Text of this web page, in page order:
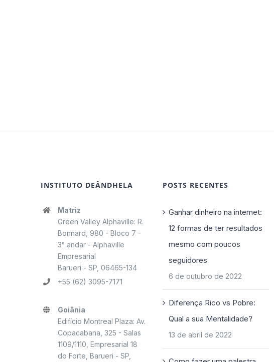
INSTITUTO DEÂNDHELA
Matriz
Green Valley Alphaville: R.
Bonnard, 980 - Bloco 7 -
3° andar - Alphaville
Empresarial
Barueri - SP, 06465-134
+55 (62) 3095-7171
Goiânia
Edifício Montreal Plaza: Av.
Copacabana, 325 - Salas
1109/1110, Empresarial 18
do Forte, Barueri - SP,
POSTS RECENTES
Ganhar dinheiro na internet:
12 formas de ter resultados
mesmo com poucos
seguidores
6 de outubro de 2022
Diferença Rico vs Pobre:
Qual a sua Mentalidade?
13 de abril de 2022